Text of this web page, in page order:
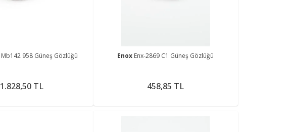
Mb142 958 Güneş Gözlüğü
1.828,50 TL
Enox Enx-2869 C1 Güneş Gözlüğü
458,85 TL